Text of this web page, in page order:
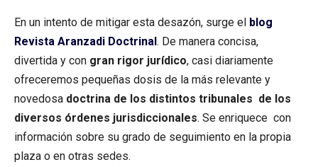
En un intento de mitigar esta desazón, surge el blog
Revista Aranzadi Doctrinal. De manera concisa,
divertida y con gran rigor jurídico, casi diariamente
ofreceremos pequeñas dosis de la más relevante y
novedosa doctrina de los distintos tribunales de los
diversos órdenes jurisdiccionales. Se enriquece con
información sobre su grado de seguimiento en la propia
plaza o en otras sedes.